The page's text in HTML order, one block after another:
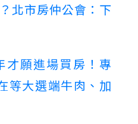
北市房仲公會：下
才願進場買房！專
等大選端牛肉、加